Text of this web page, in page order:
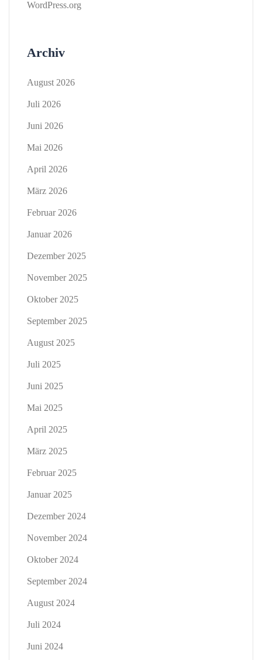
WordPress.org
Archiv
August 2026
Juli 2026
Juni 2026
Mai 2026
April 2026
März 2026
Februar 2026
Januar 2026
Dezember 2025
November 2025
Oktober 2025
September 2025
August 2025
Juli 2025
Juni 2025
Mai 2025
April 2025
März 2025
Februar 2025
Januar 2025
Dezember 2024
November 2024
Oktober 2024
September 2024
August 2024
Juli 2024
Juni 2024